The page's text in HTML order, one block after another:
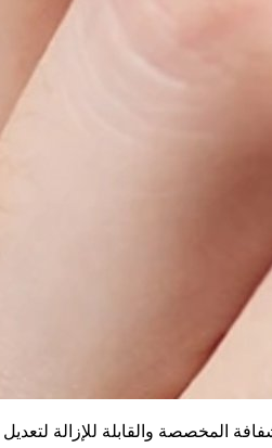
المخصصة والقابلة للإزالة